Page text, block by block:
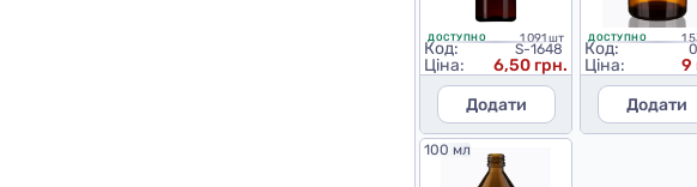
ДОСТУПНО 1 091 шт
Код: S-1648
Ціна:
6,50 грн.
Додати
ДОСТУПНО 1
Код:
Ціна:
9
Додати
100 мл